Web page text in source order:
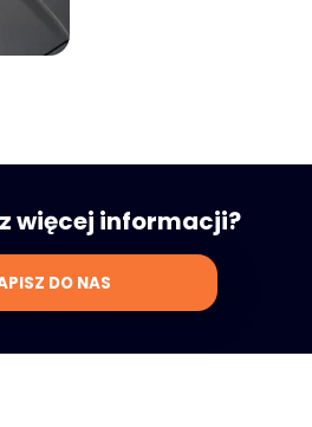
więcej informacji?
DO NAS